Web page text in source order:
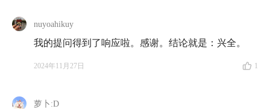
nuyoahikuy
我的提问得到了响应啦。感谢。结论就是：兴全。
2024年11月27日 1
萝卜:D